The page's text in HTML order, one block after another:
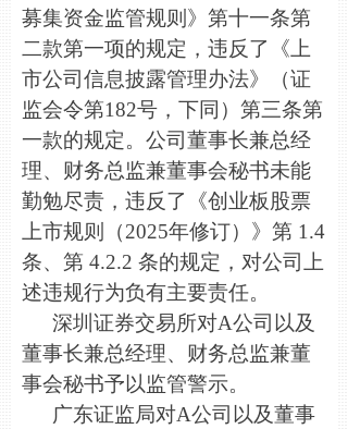
募集资金监管规则》第十一条第
二款第一项的规定，违反了《上
市公司信息披露管理办法》（证
监会令第182号，下同）第三条第
一款的规定。公司董事长兼总经
理、财务总监兼董事会秘书未能
勤勉尽责，违反了《创业板股票
上市规则（2025年修订）》第 1.4
条、第 4.2.2 条的规定，对公司上
述违规行为负有主要责任。
深圳证券交易所对A公司以及
董事长兼总经理、财务总监兼董
事会秘书予以监管警示。
广东证监局对A公司以及董事